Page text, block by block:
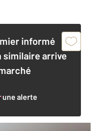
informé
similaire arrive
une alerte